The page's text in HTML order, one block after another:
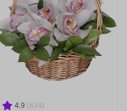
4.9 (834)